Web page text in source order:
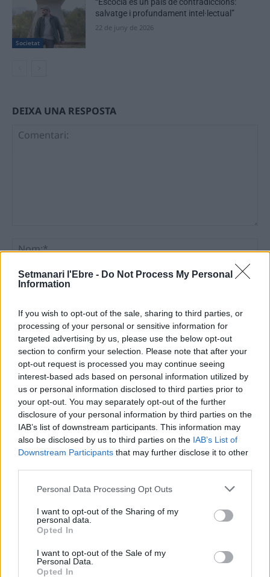
Setmanari l'Ebre - Do Not Process My Personal
Information
If you wish to opt-out of the sale, sharing to third parties, or
processing of your personal or sensitive information for
targeted advertising by us, please use the below opt-out
section to confirm your selection. Please note that after your
opt-out request is processed you may continue seeing
interest-based ads based on personal information utilized by
us or personal information disclosed to third parties prior to
your opt-out. You may separately opt-out of the further
disclosure of your personal information by third parties on the
IAB’s list of downstream participants. This information may
also be disclosed by us to third parties on the IAB’s List of
Downstream Participants that may further disclose it to other
Personal Data Processing Opt Outs
I want to opt-out of the Sharing of my
personal data.
Opted In
I want to opt-out of the Sale of my
Personal Data.
Opted In
Societat
“Escòcia és un país de contradiccions:
salvatge i profundament intel·lectual”
22 de juny de 2026
DEIXA UNA RESPOSTA
Deseu el meu nom, el correu electrònic i el lloc web en
aquest navegador per a la propera vegada que comenti.
ÚLTIMES NOTÍCIES
Els vestits de paper guanyen força
enguany amb més modistes i gairebé
40 peces a concurs
“L’eclipsi serà una oportunitat també
per a gaudir de les Festes Majors